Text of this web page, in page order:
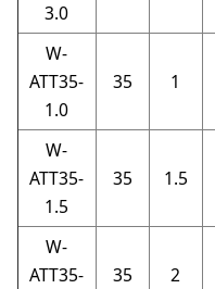
3.0
W-
ATT35-
1.0
35 1
W-
ATT35-
1.5
35 1.5
W-
ATT35-
35 2